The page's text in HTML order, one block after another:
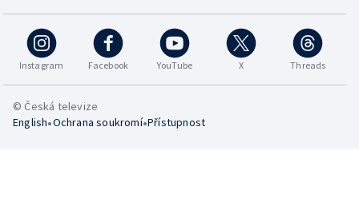
Instagram Facebook YouTube X Threads
© Česká televize
English•Ochrana soukromí•Přístupnost